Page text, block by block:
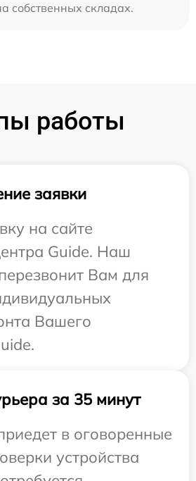
собственных складах.
работы
заявки
на сайте
Guide. Наш
Вам для
Вашего
за 35 минут
в оговоренные
устройства